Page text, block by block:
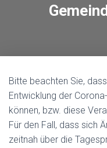
Bitte beachten Sie,
Entwicklung der
können, bzw. diese
Für den Fall, dass sich
zeitnah über die